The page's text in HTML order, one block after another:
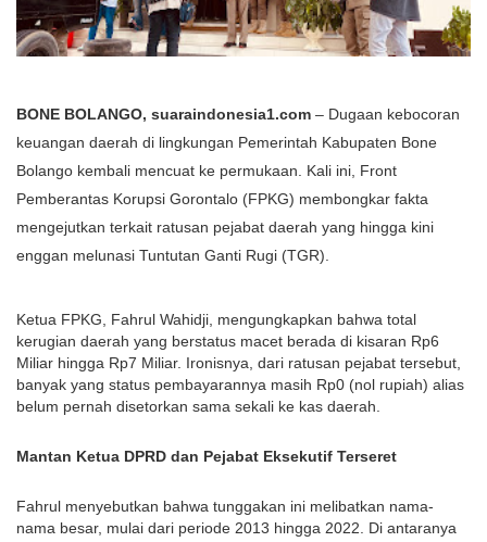
BONE BOLANGO, suaraindonesia1.com – Dugaan kebocoran
keuangan daerah di lingkungan Pemerintah Kabupaten Bone
Bolango kembali mencuat ke permukaan. Kali ini, Front
Pemberantas Korupsi Gorontalo (FPKG) membongkar fakta
mengejutkan terkait ratusan pejabat daerah yang hingga kini
enggan melunasi Tuntutan Ganti Rugi (TGR).
Ketua FPKG, Fahrul Wahidji, mengungkapkan bahwa total
kerugian daerah yang berstatus macet berada di kisaran Rp6
Miliar hingga Rp7 Miliar. Ironisnya, dari ratusan pejabat tersebut,
banyak yang status pembayarannya masih Rp0 (nol rupiah) alias
belum pernah disetorkan sama sekali ke kas daerah.
Mantan Ketua DPRD dan Pejabat Eksekutif Terseret
Fahrul menyebutkan bahwa tunggakan ini melibatkan nama-
nama besar, mulai dari periode 2013 hingga 2022. Di antaranya